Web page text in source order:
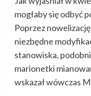
mogłaby się odbyć
Poprzez
niezbędne
stanowiska,
marionetki
wskazał wówczas